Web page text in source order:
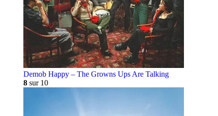
Demob Happy – The Growns Ups Are Talking
8 sur 10